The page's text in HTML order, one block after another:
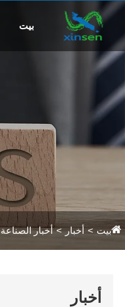
تابعنا:
بيت
بيت أخبار أخبار الصناعة
أخبار